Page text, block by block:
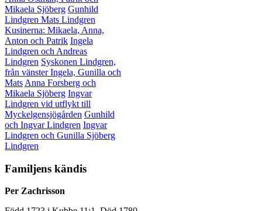
Mikaela Sjöberg Gunhild
Lindgren Mats Lindgren
Kusinerna: Mikaela, Anna,
Anton och Patrik Ingela
Lindgren och Andreas
Lindgren Syskonen Lindgren,
från vänster Ingela, Gunilla och
Mats Anna Forsberg och
Mikaela Sjöberg Ingvar
Lindgren vid utflykt till
Myckelgensjögården Gunhild
och Ingvar Lindgren Ingvar
Lindgren och Gunilla Sjöberg
Lindgren
Familjens kändis
Per Zachrisson